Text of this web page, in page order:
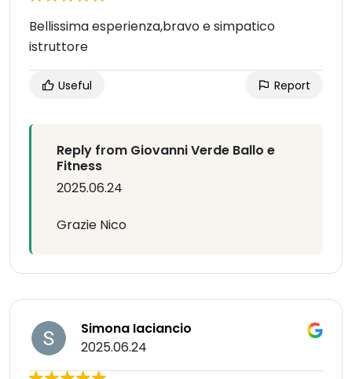
Bellissima esperienza,bravo e simpatico
istruttore
Useful Report
Reply from Giovanni Verde Ballo e
Fitness
2025.06.24
Grazie Nico
Simona Iaciancio
2025.06.24